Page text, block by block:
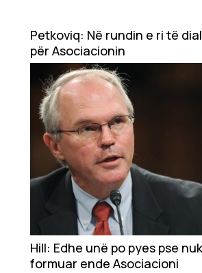
Petkoviq: Në rundin e ri të
për Asociacionin
Hill: Edhe unë po pyes pse
formuar ende Asociacioni